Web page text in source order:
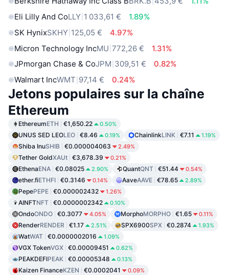
Eli Lilly And CoLLY 1 033,61 €
1.89%
SK HynixSKHY 125,05 €
4.97%
Micron Technology IncMU 772,26 €
1.31%
JPmorgan Chase & CoJPM 309,51 €
0.82%
Walmart IncWMT 97,14 € 0.24%
Jetons populaires sur la chaîne
Ethereum
EthereumETH €1,650.22 0.50%
UNUS SED LEOLEO €8.46 0.19% ChainlinkLINK €7.11 1.19%
Shiba InuSHIB €0.000004063 2.49%
Tether GoldXAUt €3,678.39 0.21%
EthenaENA €0.08025 2.90% QuantQNT €51.44 0.54%
ether.fiETHFI €0.3146 0.14% AaveAAVE €78.65 2.89%
PepePEPE €0.000002432 1.26%
AINFTNFT €0.0000002342 0.10%
OndoONDO €0.3077 4.05% MorphoMORPHO €1.65 0.11%
RenderRENDER €1.17 2.51% SPX6900SPX €0.2874 1.93%
WatWAT €0.0000002016 1.09%
VGX TokenVGX €0.00009451 0.62%
PEAKDEFIPEAK €0.00005348 0.13%
Kaizen FinanceKZEN €0.0002041 0.09%